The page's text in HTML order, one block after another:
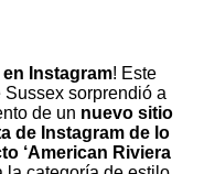
Instagram! Este
sorprendió a
de un nuevo sitio
de Instagram de lo
‘American Riviera